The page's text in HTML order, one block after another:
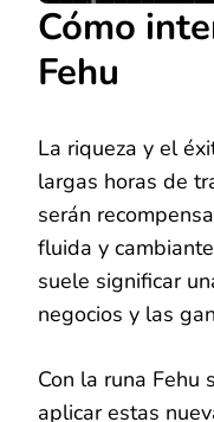
Cómo
Fehu
La riqueza y el
largas horas de
serán
fluida y
suele significar
negocios y las
Con la runa Fehu
aplicar estas